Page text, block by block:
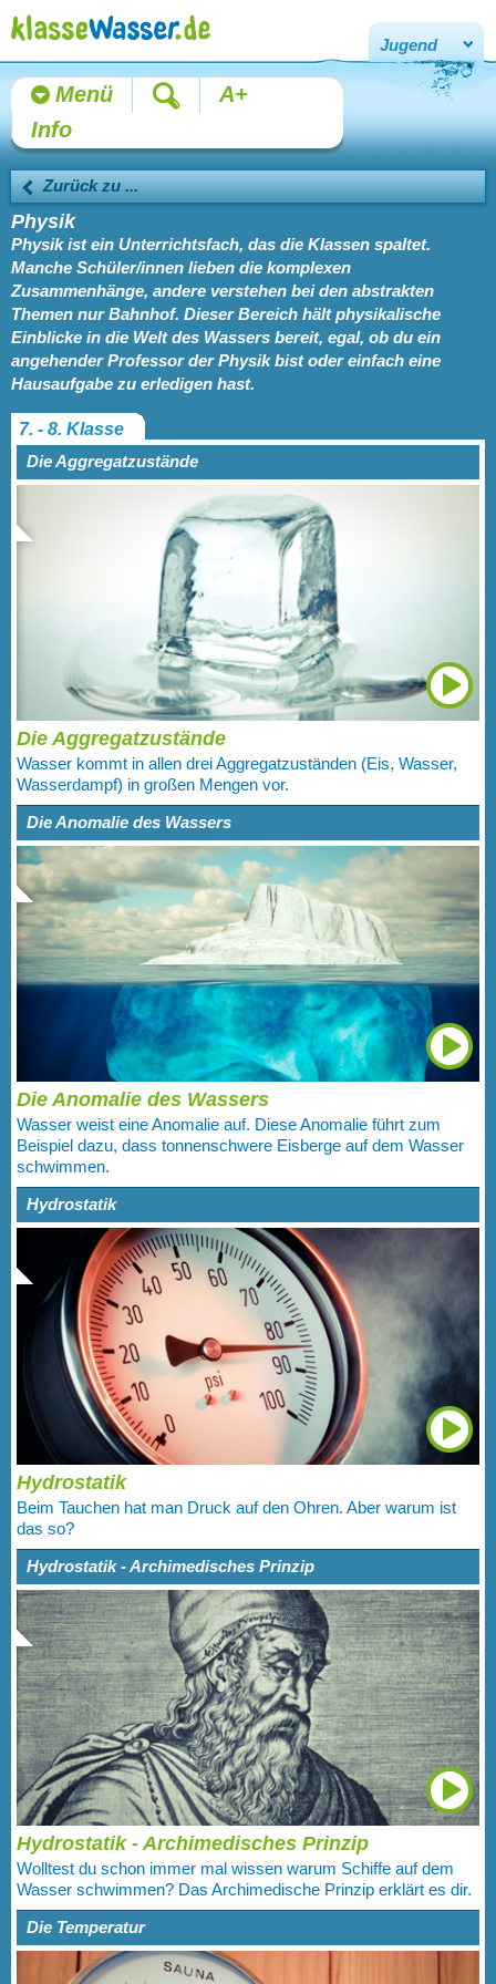
Jugend
Menü
A+
Info
Zurück zu ...
Physik
Physik ist ein Unterrichtsfach, das die Klassen spaltet.
Manche Schüler/innen lieben die komplexen
Zusammenhänge, andere verstehen bei den abstrakten
Themen nur Bahnhof. Dieser Bereich hält physikalische
Einblicke in die Welt des Wassers bereit, egal, ob du ein
angehender Professor der Physik bist oder einfach eine
Hausaufgabe zu erledigen hast.
7. - 8. Klasse
Die Aggregatzustände
Die Aggregatzustände
Wasser kommt in allen drei Aggregatzuständen (Eis, Wasser,
Wasserdampf) in großen Mengen vor.
Die Anomalie des Wassers
Die Anomalie des Wassers
Wasser weist eine Anomalie auf. Diese Anomalie führt zum
Beispiel dazu, dass tonnenschwere Eisberge auf dem Wasser
schwimmen.
Hydrostatik
Hydrostatik
Beim Tauchen hat man Druck auf den Ohren. Aber warum ist
das so?
Hydrostatik - Archimedisches Prinzip
Hydrostatik - Archimedisches Prinzip
Wolltest du schon immer mal wissen warum Schiffe auf dem
Wasser schwimmen? Das Archimedische Prinzip erklärt es dir.
Die Temperatur